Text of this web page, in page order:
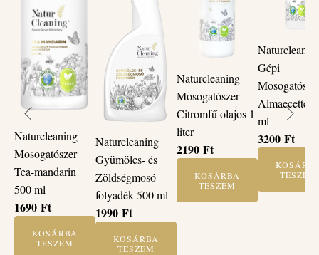
Naturcleaning
Mosogatószer
Tea-mandarin
500 ml
1690 Ft
KOSÁRBA
TESZEM
Naturcleaning
Gyümölcs- és
Zöldségmosó
folyadék 500 ml
1990 Ft
KOSÁRBA
TESZEM
Naturcleaning
Mosogatószer
Citromfű olajos 1
liter
2190 Ft
KOSÁRBA
TESZEM
Gépi
Almaecettel
ml
3200 Ft
TESZEM